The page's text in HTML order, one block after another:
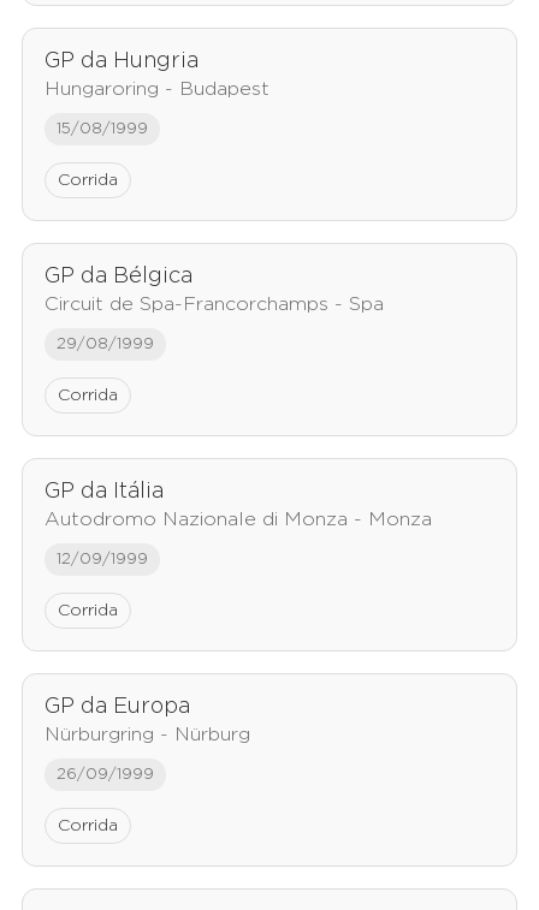
GP da Hungria
Hungaroring - Budapest
15/08/1999
Corrida
GP da Bélgica
Circuit de Spa-Francorchamps - Spa
29/08/1999
Corrida
GP da Itália
Autodromo Nazionale di Monza - Monza
12/09/1999
Corrida
GP da Europa
Nürburgring - Nürburg
26/09/1999
Corrida